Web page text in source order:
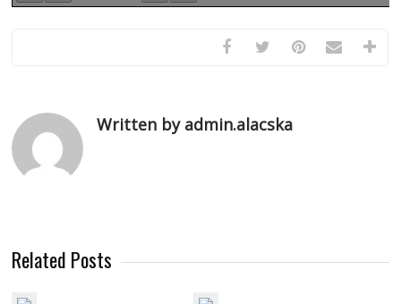
Written by admin.alacska
Related Posts